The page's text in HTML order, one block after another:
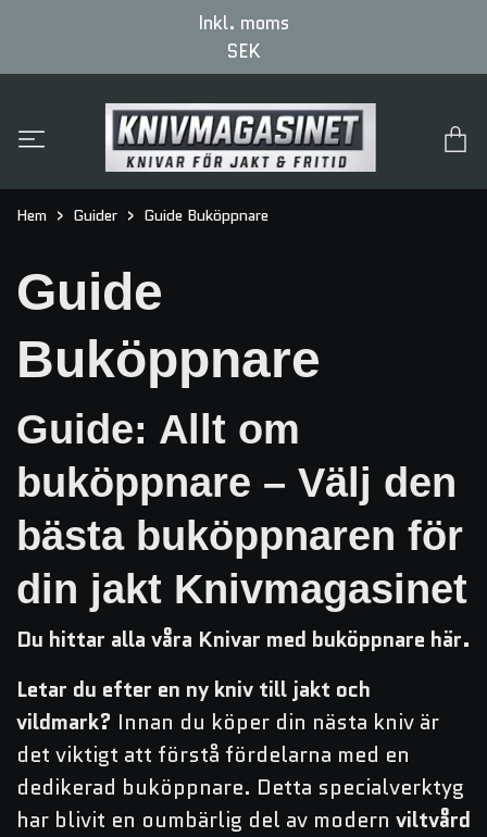
Inkl. moms
SEK
Hem Guider Guide Buköppnare
Guide
Buköppnare
Guide: Allt om
buköppnare – Välj den
bästa buköppnaren för
din jakt Knivmagasinet
Du hittar alla våra Knivar med buköppnare här.
Letar du efter en ny kniv till jakt och
vildmark? Innan du köper din nästa kniv är
det viktigt att förstå fördelarna med en
dedikerad buköppnare. Detta specialverktyg
har blivit en oumbärlig del av modern viltvård